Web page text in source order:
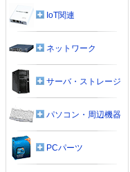
IoT関連
ネットワーク
サーバ・ストレージ
パソコン・周辺機器
PCパーツ